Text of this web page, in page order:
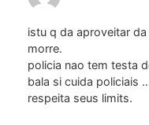
istu q da aproveitar
morre.
policia nao tem testa
bala si cuida policiais
respeita seus limits.